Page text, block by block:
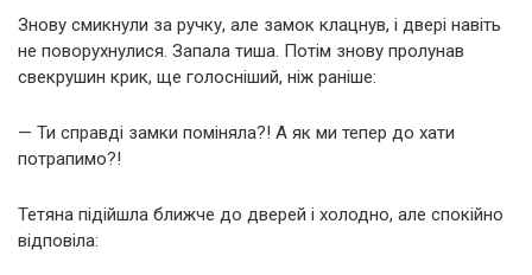
Знову смикнули за ручку, але замок клацнув, і двері навіть
не поворухнулися. Запала тиша. Потім знову пролунав
свекрушин крик, ще голосніший, ніж раніше:
— Ти справді замки поміняла?! А як ми тепер до хати
потрапимо?!
Тетяна підійшла ближче до дверей і холодно, але спокійно
відповіла: